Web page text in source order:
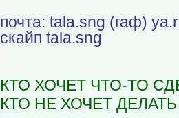
почта: tala.sng (гаф)
скайп tala.sng
КТО ХОЧЕТ ЧТО-ТО
КТО НЕ ХОЧЕТ